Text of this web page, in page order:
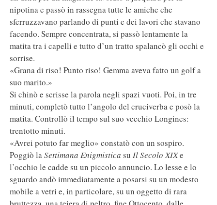
nipotina e passò in rassegna tutte le amiche che
sferruzzavano parlando di punti e dei lavori che stavano
facendo. Sempre concentrata, si passò lentamente la
matita tra i capelli e tutto d’un tratto spalancò gli occhi e
sorrise.
«Grana di riso! Punto riso! Gemma aveva fatto un golf a
suo marito.»
Si chinò e scrisse la parola negli spazi vuoti. Poi, in tre
minuti, completò tutto l’angolo del cruciverba e posò la
matita. Controllò il tempo sul suo vecchio Longines:
trentotto minuti.
«Avrei potuto far meglio» constatò con un sospiro.
Poggiò la Settimana Enigmistica su Il Secolo XIXe
l’occhio le cadde su un piccolo annuncio. Lo lesse e lo
sguardo andò immediatamente a posarsi su un modesto
mobile a vetri e, in particolare, su un oggetto di rara